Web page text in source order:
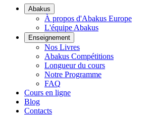
Abakus
À propos d'Abakus Europe
L'équipe Abakus
Enseignement
Nos Livres
Abakus Compétitions
Longueur du cours
Notre Programme
FAQ
Cours en ligne
Blog
Contacts